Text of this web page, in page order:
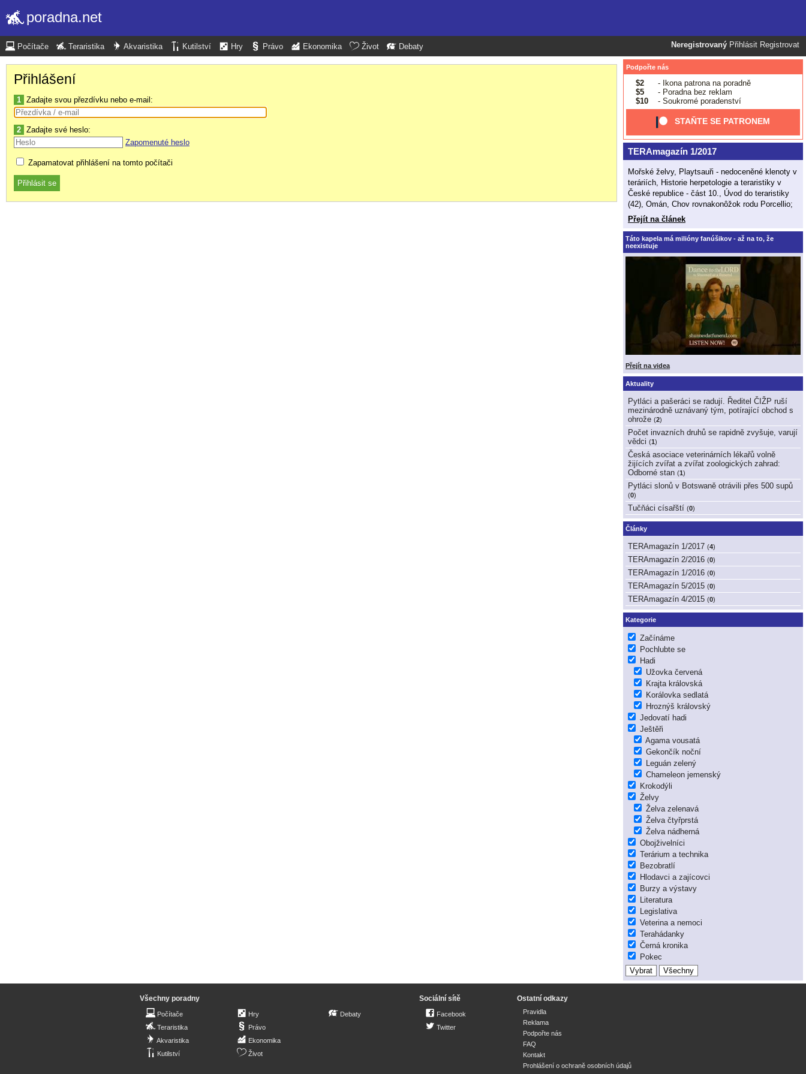
poradna.net
Neregistrovaný Přihlásit Registrovat
Počítače Teraristika Akvaristika Kutilství Hry Právo Ekonomika Život Debaty
Přihlášení
1 Zadajte svou přezdívku nebo e-mail:
2 Zadajte své heslo:
Zapomenuté heslo
Zapamatovat přihlášení na tomto počítači
Podpořte nás
$2
- Ikona patrona na poradně
$5
- Poradna bez reklam
$10
- Soukromé poradenství
STAŇTE SE PATRONEM
TERAmagazín 1/2017
Mořské želvy, Playtsauři - nedoceněné klenoty v
teráriích, Historie herpetologie a teraristiky v
České republice - část 10., Úvod do teraristiky
(42), Omán, Chov rovnakonôžok rodu Porcellio;
Přejít na článek
Táto kapela má milióny fanúšikov - až na to, že
neexistuje
Přejít na videa
Aktuality
Pytláci a pašeráci se radují. Ředitel ČIŽP ruší
mezinárodně uznávaný tým, potírající obchod s
ohrože (2)
Počet invazních druhů se rapidně zvyšuje, varují
vědci (1)
Česká asociace veterinárních lékařů volně
žijících zvířat a zvířat zoologických zahrad:
Odborné stan (1)
Pytláci slonů v Botswaně otrávili přes 500 supů
(0)
Tučňáci císařští (0)
Články
TERAmagazín 1/2017 (4)
TERAmagazín 2/2016 (0)
TERAmagazín 1/2016 (0)
TERAmagazín 5/2015 (0)
TERAmagazín 4/2015 (0)
Kategorie
Začínáme
Pochlubte se
Hadi
Užovka červená
Krajta královská
Korálovka sedlatá
Hroznýš královský
Jedovatí hadi
Ještěři
Agama vousatá
Gekončík noční
Leguán zelený
Chameleon jemenský
Krokodýli
Želvy
Želva zelenavá
Želva čtyřprstá
Želva nádherná
Obojživelníci
Terárium a technika
Bezobratlí
Hlodavci a zajícovci
Burzy a výstavy
Literatura
Legislativa
Veterina a nemoci
Terahádanky
Černá kronika
Pokec
Všechny poradny
Počítače
Teraristika
Akvaristika
Kutilství
Hry
Právo
Ekonomika
Život
Debaty
Sociální sítě
Facebook
Twitter
Ostatní odkazy
Pravidla
Reklama
Podpořte nás
FAQ
Kontakt
Prohlášení o ochraně osobních údajů